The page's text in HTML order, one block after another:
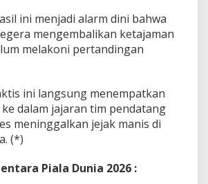
ini menjadi alarm dini bahwa
mengembalikan ketajaman
melakoni pertandingan
ini langsung menempatkan
dalam jajaran tim pendatang
meninggalkan jejak manis di
(*)
Piala Dunia 2026 :